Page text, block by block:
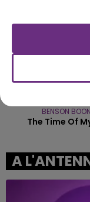
BENSON
The Time Of
A